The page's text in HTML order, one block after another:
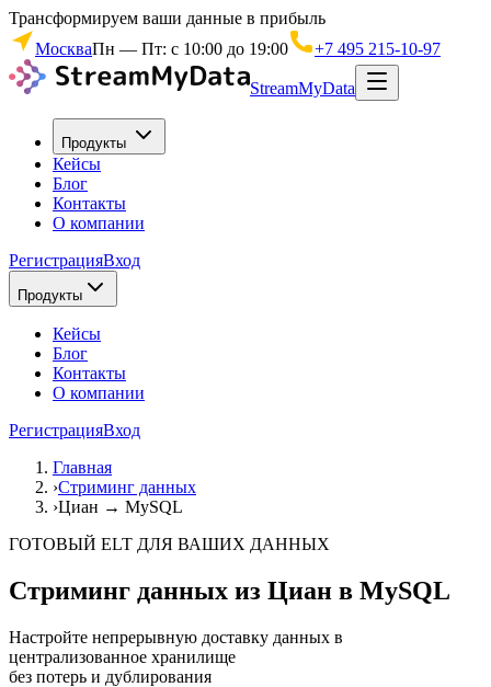
Трансформируем ваши данные в прибыль
МоскваПн — Пт: с 10:00 до 19:00 +7 495 215-10-97
StreamMyData
Продукты
Кейсы
Блог
Контакты
О компании
РегистрацияВход
Продукты
Кейсы
Блог
Контакты
О компании
РегистрацияВход
Главная
›Стриминг данных
›Циан → MySQL
ГОТОВЫЙ ELT ДЛЯ ВАШИХ ДАННЫХ
Стриминг данных из Циан в MySQL
Настройте непрерывную доставку данных в
централизованное хранилище
без потерь и дублирования